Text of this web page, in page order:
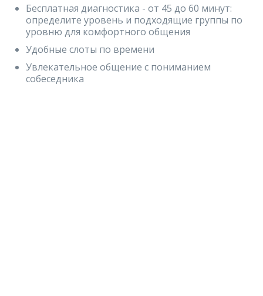
Бесплатная диагностика - от 45 до 60 минут:
определите уровень и подходящие группы по
уровню для комфортного общения
Удобные слоты по времени
Увлекательное общение с пониманием
собеседника